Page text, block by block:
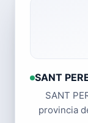
SANT
SANT
provincia